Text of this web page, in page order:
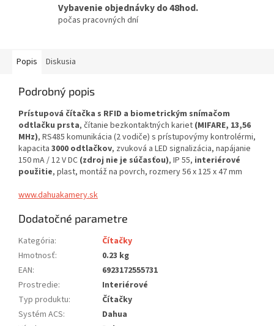
Vybavenie objednávky do 48hod.
počas pracovných dní
Popis Diskusia
Podrobný popis
Prístupová čítačka s RFID a biometrickým snímačom
odtlačku prsta, čítanie bezkontaktných kariet (MIFARE, 13,56
MHz), RS485 komunikácia (2 vodiče) s prístupovýmy kontrolérmi,
kapacita 3000 odtlačkov, zvuková a LED signalizácia, napájanie
150 mA / 12 V DC (zdroj nie je súčasťou), IP 55, interiérové
použitie, plast, montáž na povrch, rozmery 56 x 125 x 47 mm
www.dahuakamery.sk
Dodatočné parametre
Kategória:
Čítačky
Hmotnosť:
0.23 kg
EAN:
6923172555731
Prostredie:
Interiérové
Typ produktu:
Čítačky
Systém ACS:
Dahua